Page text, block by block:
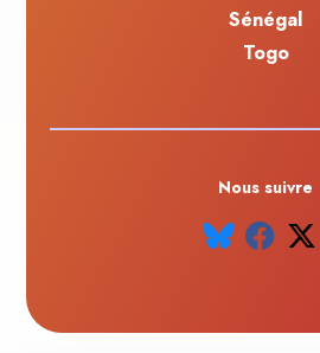
Sénégal
Togo
Nous suivre